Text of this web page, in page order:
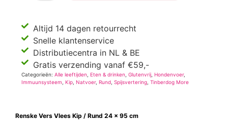
Altijd 14 dagen retourrecht
Snelle klantenservice
Distributiecentra in NL & BE
Gratis verzending vanaf €59,-
Categorieën:Alle leeftijden ,Eten & drinken ,Glutenvrij ,Hondenvoer,
Immuunsysteem ,Kip ,Natvoer,Rund ,Spijsvertering ,Tinberdog More
Renske Vers Vlees Kip / Rund 24 x 95 cm